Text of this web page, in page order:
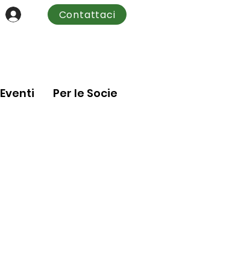
Contattaci
Eventi Per le Socie